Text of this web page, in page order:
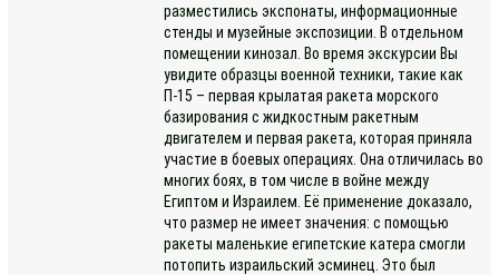
разместились экспонаты, информационные
стенды и музейные экспозиции. В отдельном
помещении кинозал. Во время экскурсии Вы
увидите образцы военной техники, такие как
П-15 – первая крылатая ракета морского
базирования с жидкостным ракетным
двигателем и первая ракета, которая приняла
участие в боевых операциях. Она отличилась во
многих боях, в том числе в войне между
Египтом и Израилем. Её применение доказало,
что размер не имеет значения: с помощью
ракеты маленькие египетские катера смогли
потопить израильский эсминец. Это был